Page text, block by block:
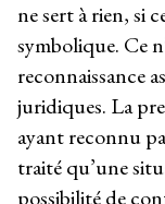
ne sert à rien, si
symbolique. Ce
reconnaissance
juridiques. La
ayant reconnu
traité qu’une
possibilité de